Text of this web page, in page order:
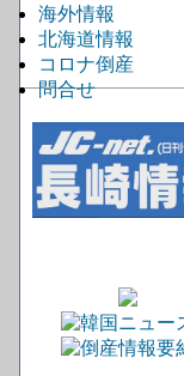
海外情報
北海道情報
コロナ倒産
問合せ